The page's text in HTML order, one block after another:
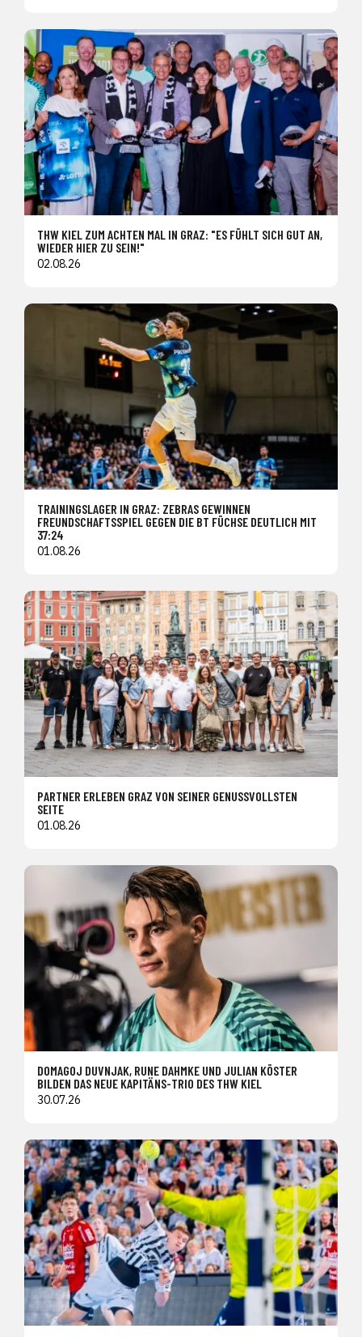
THW KIEL ZUM ACHTEN MAL IN GRAZ: "ES FÜHLT SICH GUT AN,
WIEDER HIER ZU SEIN!"
02.08.26
TRAININGSLAGER IN GRAZ: ZEBRAS GEWINNEN
FREUNDSCHAFTSSPIEL GEGEN DIE BT FÜCHSE DEUTLICH MIT
37:24
01.08.26
PARTNER ERLEBEN GRAZ VON SEINER GENUSSVOLLSTEN
SEITE
01.08.26
DOMAGOJ DUVNJAK, RUNE DAHMKE UND JULIAN KÖSTER
BILDEN DAS NEUE KAPITÄNS-TRIO DES THW KIEL
30.07.26